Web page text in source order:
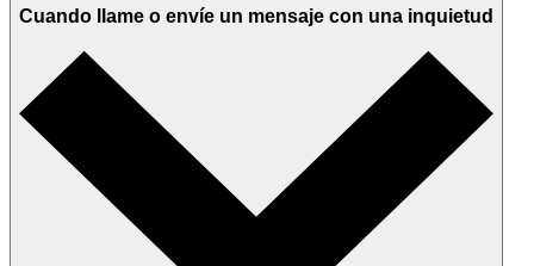
Cuando llame o envíe un mensaje con una inquietud